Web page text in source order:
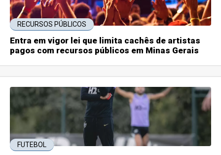
RECURSOS PÚBLICOS
Entra em vigor lei que limita cachês de artistas
pagos com recursos públicos em Minas Gerais
FUTEBOL